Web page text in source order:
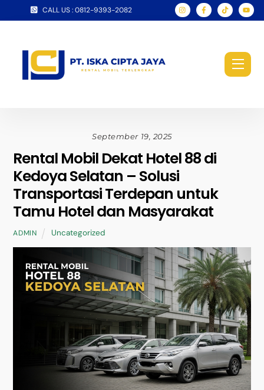
CALL US : 0812-9393-2082
September 19, 2025
Rental Mobil Dekat Hotel 88 di
Kedoya Selatan – Solusi
Transportasi Terdepan untuk
Tamu Hotel dan Masyarakat
ADMIN Uncategorized